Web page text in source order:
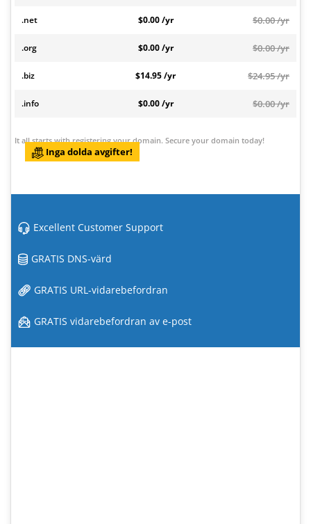
.net $0.00 /yr $0.00 /yr
.org $0.00 /yr $0.00 /yr
.biz $14.95 /yr $24.95 /yr
.info $0.00 /yr $0.00 /yr
It all starts with registering your domain. Secure your domain today!
Inga dolda avgifter!
Excellent Customer Support
GRATIS DNS-värd
GRATIS URL-vidarebefordran
GRATIS vidarebefordran av e-post